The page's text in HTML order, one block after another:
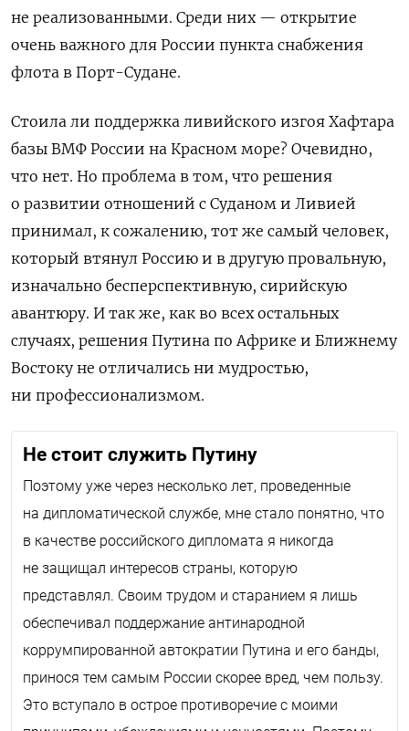
не реализованными. Среди них — открытие
очень важного для России пункта снабжения
флота в Порт-Судане.
Стоила ли поддержка ливийского изгоя Хафтара
базы ВМФ России на Красном море? Очевидно,
что нет. Но проблема в том, что решения
о развитии отношений с Суданом и Ливией
принимал, к сожалению, тот же самый человек,
который втянул Россию и в другую провальную,
изначально бесперспективную, сирийскую
авантюру. И так же, как во всех остальных
случаях, решения Путина по Африке и Ближнему
Востоку не отличались ни мудростью,
ни профессионализмом.
Не стоит служить Путину
Поэтому уже через несколько лет, проведенные
на дипломатической службе, мне стало понятно, что
в качестве российского дипломата я никогда
не защищал интересов страны, которую
представлял. Своим трудом и старанием я лишь
обеспечивал поддержание антинародной
коррумпированной автократии Путина и его банды,
принося тем самым России скорее вред, чем пользу.
Это вступало в острое противоречие с моими